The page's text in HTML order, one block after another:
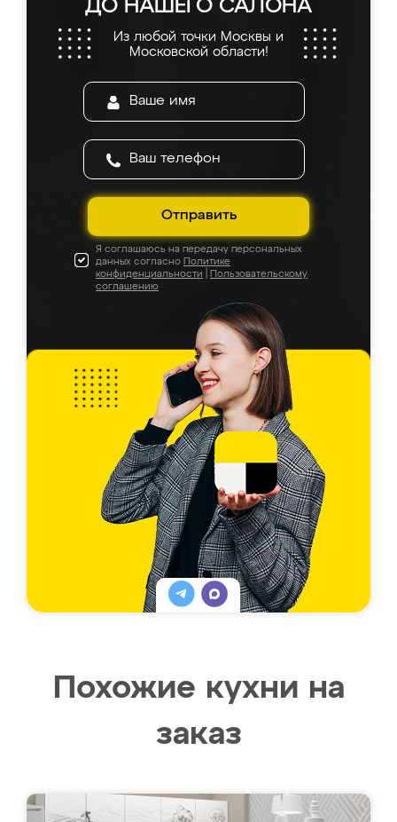
ДО НАШЕГО САЛОНА
Из любой точки Москвы и
Московской области!
Отправить
Я соглашаюсь на передачу персональных
данных согласно Политике
конфиденциальности
Пользовательскому
соглашению
Похожие кухни на
заказ